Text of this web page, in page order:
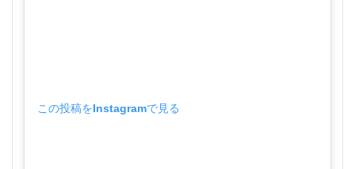
この投稿をInstagramで見る